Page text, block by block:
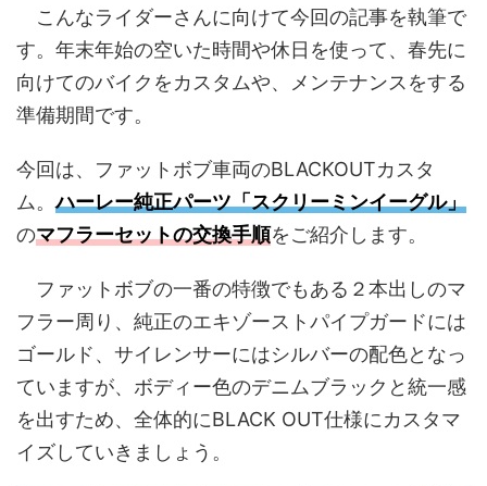
こんなライダーさんに向けて今回の記事を執筆で
す。年末年始の空いた時間や休日を使って、春先に
向けてのバイクをカスタムや、メンテナンスをする
準備期間です。
今回は、ファットボブ車両のBLACKOUTカスタ
ム。ハーレー純正パーツ「スクリーミンイーグル」
のマフラーセットの交換手順をご紹介します。
ファットボブの一番の特徴でもある２本出しのマ
フラー周り、純正のエキゾーストパイプガードには
ゴールド、サイレンサーにはシルバーの配色となっ
ていますが、ボディー色のデニムブラックと統一感
を出すため、全体的にBLACK OUT仕様にカスタマ
イズしていきましょう。